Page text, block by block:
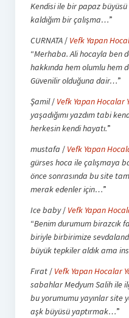
Kendisi ile bir papaz
kaldığım bir çalışma…”
CURNATA/ Vefk Yapan
“Merhaba. Ali hocayla ben
hakkında hem olumlu hem
Güvenilir olduğuna dair…”
Şamil/ Vefk Yapan Hocalar
yaşadığımı yazdım tabi
herkesin kendi hayatı.”
mustafa / Vefk Yapan
gürses hoca ile çalışmaya
önce sonrasında bu site
merak edenler için…”
Ice baby/ Vefk Yapan
“Benim durumum birazcık
biriyle birbirimize
büyük tepkiler aldık ama
Fırat/ Vefk Yapan Hocalar
sabahlar Medyum Salih ile
bu yorumumu yayınlar site
aşk büyüsü yaptırmak…”